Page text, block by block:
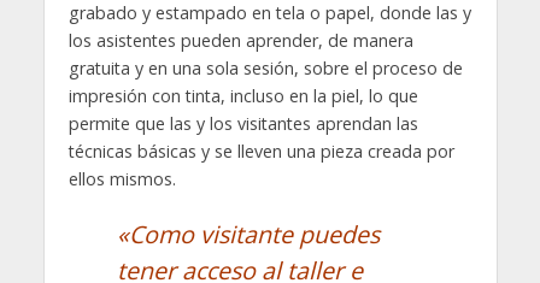
grabado y estampado en tela o papel, donde las y
los asistentes pueden aprender, de manera
gratuita y en una sola sesión, sobre el proceso de
impresión con tinta, incluso en la piel, lo que
permite que las y los visitantes aprendan las
técnicas básicas y se lleven una pieza creada por
ellos mismos.
«Como visitante puedes
tener acceso al taller e